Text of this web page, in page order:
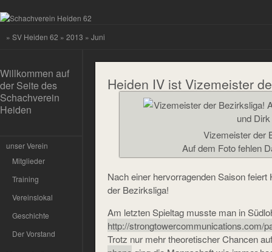
» SV Heiden 62 » 2013 » Juni
Willkommen auf
der Seite des
Schachverein
Heiden
unser Verein
Mitglieder
Training
Vereinslokal
Geschichte
Der Vorstand
Heiden IV ist Vizemeister
Vizemeister der
Auf dem Foto fehlen
Nach einer hervorragenden Saison
der Bezirksliga!
Am letzten Spieltag musste man in
http://strongtowercommunications.com/
Trotz nur mehr theoretischer Chancen